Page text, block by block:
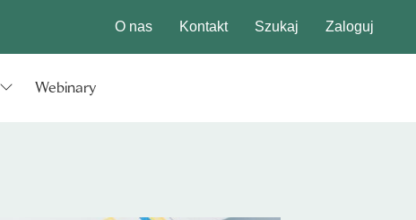
O nas Kontakt Szukaj Zaloguj
Webinary